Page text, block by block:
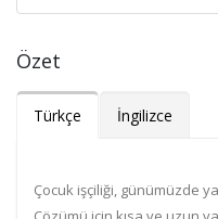
Özet
Türkçe İngilizce
Çocuk işçiliği, günümüzde